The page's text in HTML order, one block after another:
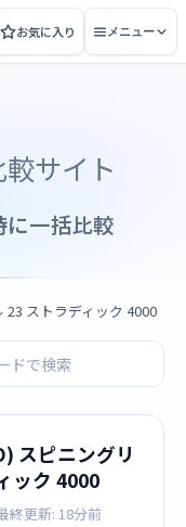
お気に入り メニュー
サイト
一括比較
23 ストラディック 4000
スピニングリ
ック 4000
終更新: 18分前